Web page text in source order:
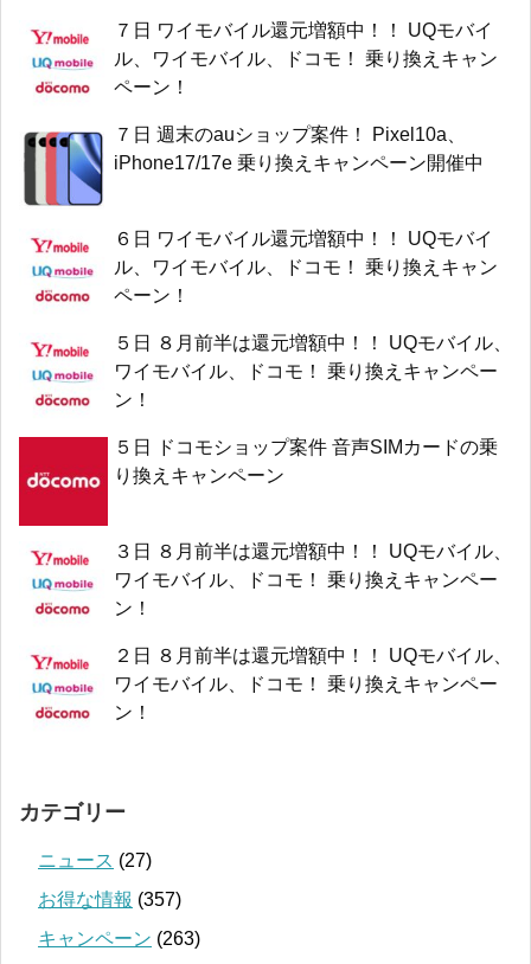
７日 ワイモバイル還元増額中！！ UQモバイ
ル、ワイモバイル、ドコモ！ 乗り換えキャン
ペーン！
７日 週末のauショップ案件！ Pixel10a、
iPhone17/17e 乗り換えキャンペーン開催中
６日 ワイモバイル還元増額中！！ UQモバイ
ル、ワイモバイル、ドコモ！ 乗り換えキャン
ペーン！
５日 ８月前半は還元増額中！！ UQモバイル、
ワイモバイル、ドコモ！ 乗り換えキャンペー
ン！
５日 ドコモショップ案件 音声SIMカードの乗
り換えキャンペーン
３日 ８月前半は還元増額中！！ UQモバイル、
ワイモバイル、ドコモ！ 乗り換えキャンペー
ン！
２日 ８月前半は還元増額中！！ UQモバイル、
ワイモバイル、ドコモ！ 乗り換えキャンペー
ン！
カテゴリー
ニュース (27)
お得な情報 (357)
キャンペーン (263)